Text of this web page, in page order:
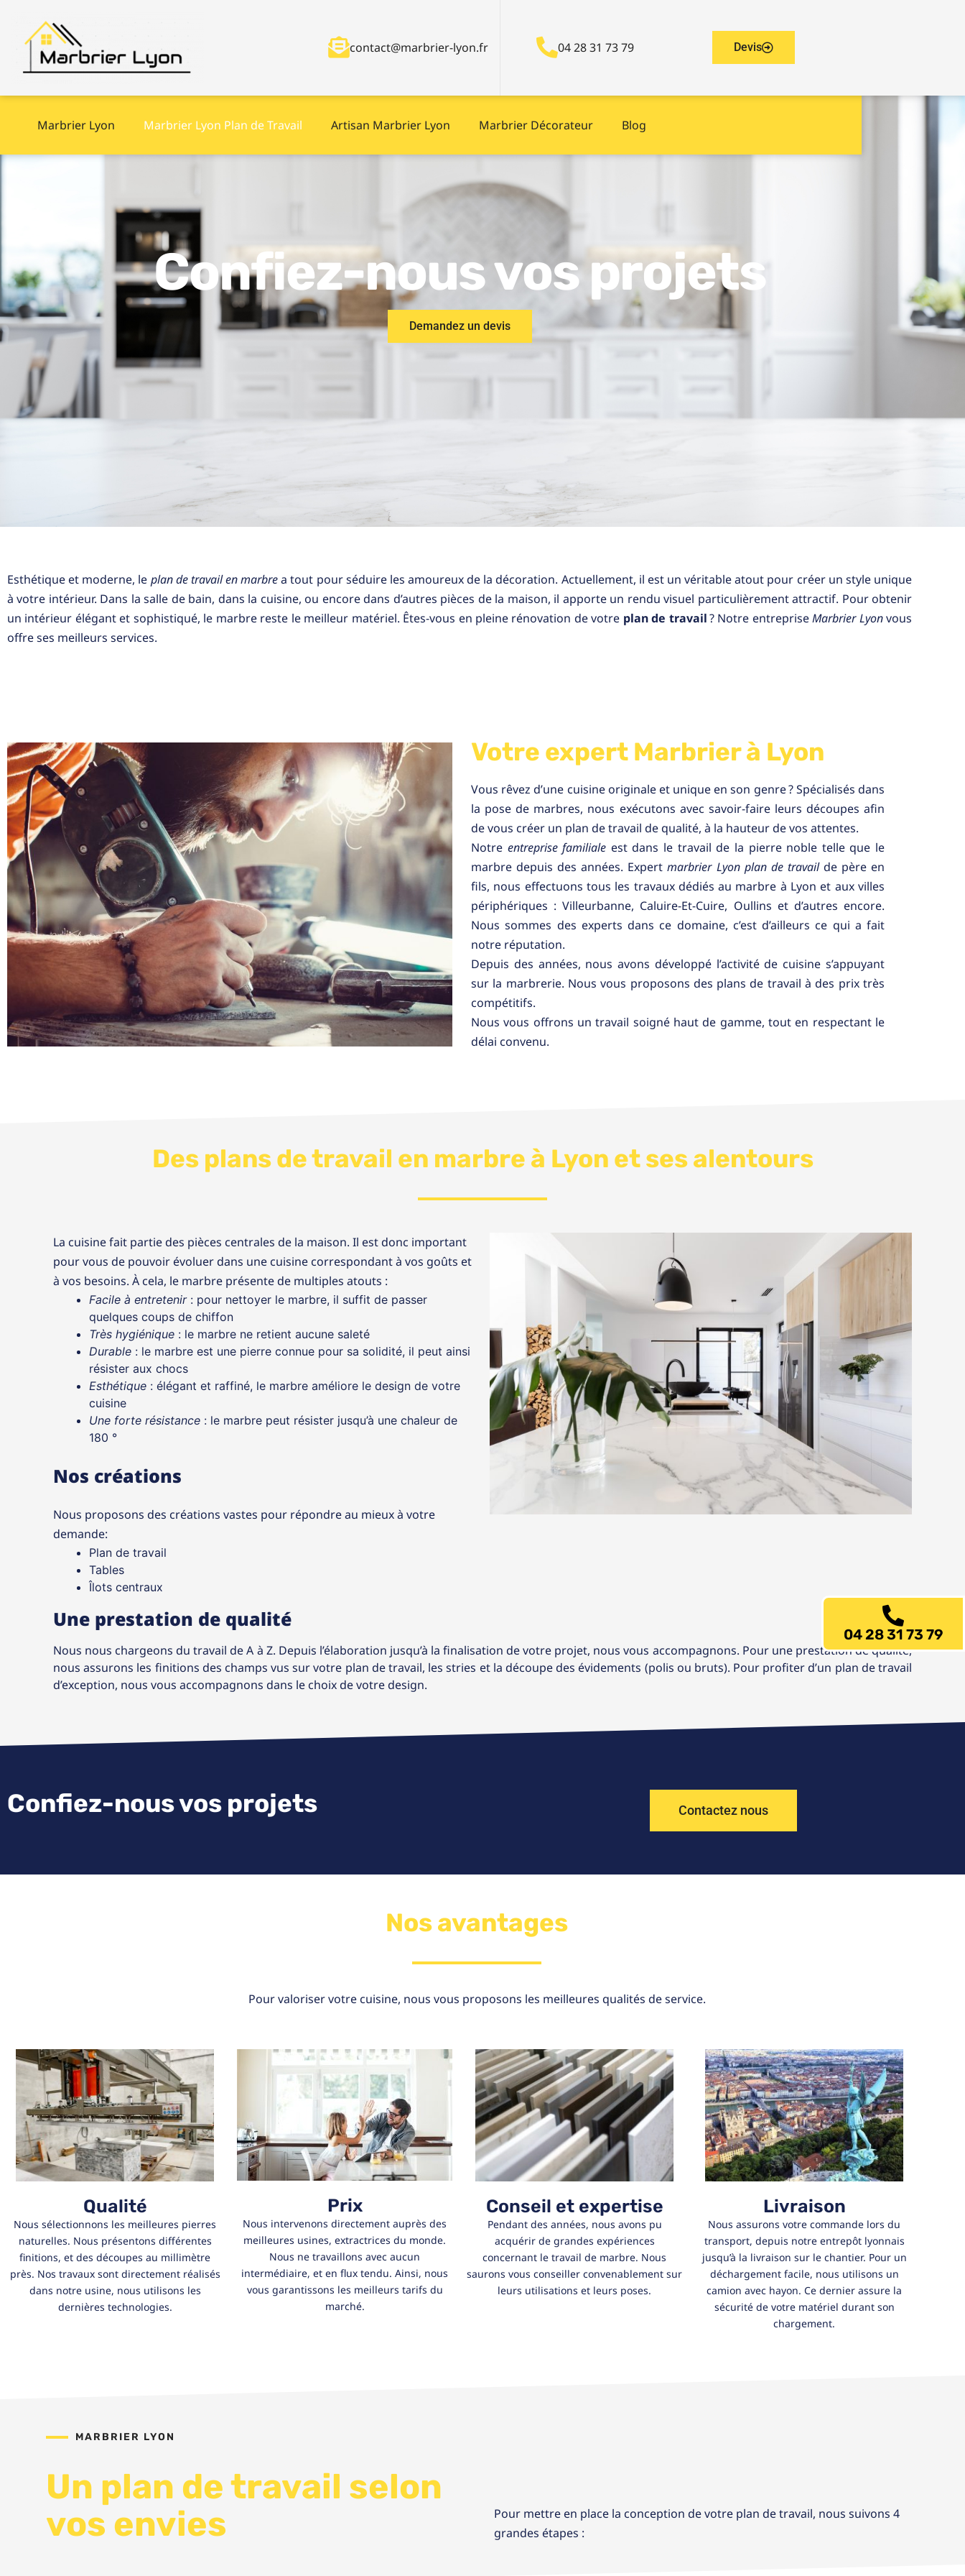
contact@marbrier-lyon.fr 04 28 31 73 79 Devis
Marbrier Lyon Marbrier Lyon Plan de Travail Artisan Marbrier Lyon Marbrier Décorateur Blog
Confiez-nous vos projets
Demandez un devis
Esthétique et moderne, le plan de travail en marbrea tout pour séduire les amoureux de la décoration. Actuellement, il est un véritable atout pour créer un style unique
à votre intérieur. Dans la salle de bain, dans la cuisine, ou encore dans d’autres pièces de la maison, il apporte un rendu visuel particulièrement attractif. Pour obtenir
un intérieur élégant et sophistiqué, le marbre reste le meilleur matériel. Êtes-vous en pleine rénovation de votre plan de travail? Notre entrepriseMarbrier Lyonvous
offre ses meilleurs services.
Votre expert Marbrier à Lyon
Vous rêvez d’une cuisine originale et unique en son genre ? Spécialisés dans
la pose de marbres, nous exécutons avec savoir-faire leurs découpes afin
de vous créer un plan de travail de qualité, à la hauteur de vos attentes.
Notre entreprise familiale est dans le travail de la pierre noble telle que le
marbre depuis des années. Expertmarbrier Lyonplan de travailde père en
fils, nous effectuons tous les travaux dédiés au marbre à Lyon et aux villes
périphériques : Villeurbanne, Caluire-Et-Cuire, Oullins et d’autres encore.
Nous sommes des experts dans ce domaine, c’est d’ailleurs ce qui a fait
notre réputation.
Depuis des années, nous avons développé l’activité de cuisine s’appuyant
sur la marbrerie. Nous vous proposons des plans de travail à des prix très
compétitifs.
Nous vous offrons un travail soigné haut de gamme, tout en respectant le
délai convenu.
Des plans de travail en marbre à Lyon et ses alentours
La cuisine fait partie des pièces centrales de la maison. Il est donc important
pour vous de pouvoir évoluer dans une cuisine correspondant à vos goûts et
à vos besoins. À cela, le marbre présente de multiples atouts :
Facile à entretenir: pour nettoyer le marbre, il suffit de passer
quelques coups de chiffon
Très hygiénique : le marbre ne retient aucune saleté
Durable : le marbre est une pierre connue pour sa solidité, il peut ainsi
résister aux chocs
Esthétique : élégant et raffiné, le marbre améliore le design de votre
cuisine
Une forte résistance : le marbre peut résister jusqu’à une chaleur de
180 °
Nos créations
Nous proposons des créations vastes pour répondre au mieux à votre
demande:
Plan de travail
Tables
Îlots centraux
Une prestation de qualité
Nous nous chargeons du travail de A à Z. Depuis l’élaboration jusqu’à la finalisation de votre projet, nous vous accompagnons. Pour une prestation de qualité,
nous assurons les finitions des champs vus sur votre plan de travail, les stries et la découpe des évidements (polis ou bruts). Pour profiter d’un plan de travail
d’exception, nous vous accompagnons dans le choix de votre design.
Confiez-nous vos projets Contactez nous
Nos avantages
Pour valoriser votre cuisine, nous vous proposons les meilleures qualités de service.
Qualité
Nous sélectionnons les meilleures pierres
naturelles. Nous présentons différentes
finitions, et des découpes au millimètre
près. Nos travaux sont directement réalisés
dans notre usine, nous utilisons les
dernières technologies.
Prix
Nous intervenons directement auprès des
meilleures usines, extractrices du monde.
Nous ne travaillons avec aucun
intermédiaire, et en flux tendu. Ainsi, nous
vous garantissons les meilleurs tarifs du
marché.
Conseil et expertise
Pendant des années, nous avons pu
acquérir de grandes expériences
concernant le travail de marbre. Nous
saurons vous conseiller convenablement sur
leurs utilisations et leurs poses.
Livraison
Nous assurons votre commande lors du
transport, depuis notre entrepôt lyonnais
jusqu’à la livraison sur le chantier. Pour un
déchargement facile, nous utilisons un
camion avec hayon. Ce dernier assure la
sécurité de votre matériel durant son
chargement.
MARBRIER LYON
Un plan de travail selon
vos envies
Pour mettre en place la conception de votre plan de travail, nous suivons 4
grandes étapes :
04 28 31 73 79